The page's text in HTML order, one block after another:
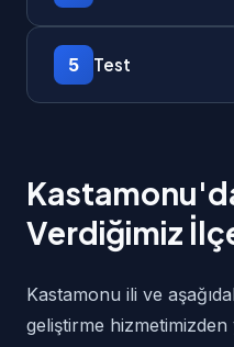
5 Test
Verdiğimiz
Kastamonu ili ve
geliştirme